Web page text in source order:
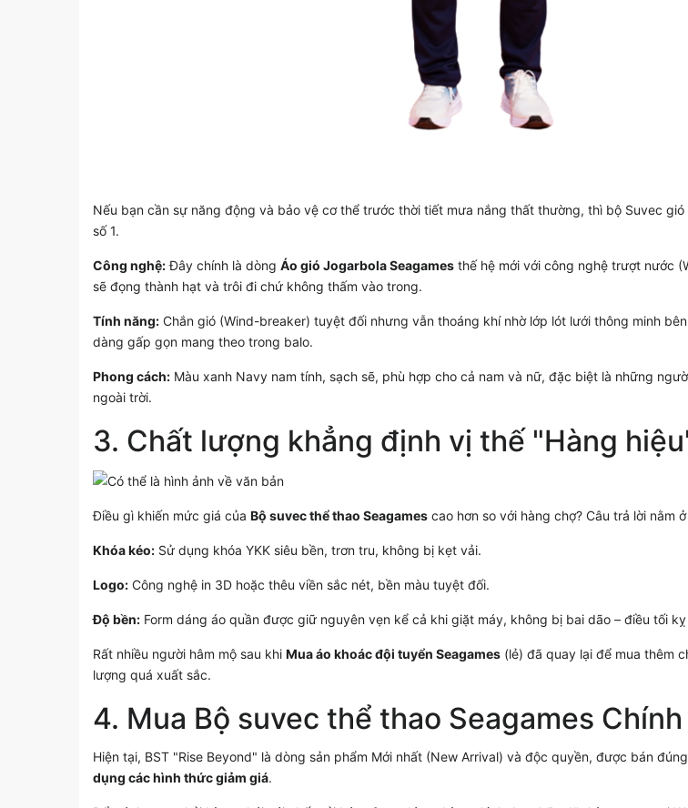
Nếu bạn cần sự năng động và bảo vệ cơ thể trước thời tiết mưa nắng thất thường, thì bộ Suvec gió
số 1.
Công nghệ:Đây chính là dòng Áo gió Jogarbola Seagames thế hệ mới với công nghệ trượt nước
sẽ đọng thành hạt và trôi đi chứ không thấm vào trong.
Tính năng: Chắn gió (Wind-breaker) tuyệt đối nhưng vẫn thoáng khí nhờ lớp lót lưới thông minh
dàng gấp gọn mang theo trong balo.
Phong cách: Màu xanh Navy nam tính, sạch sẽ, phù hợp cho cả nam và nữ, đặc biệt là những
ngoài trời.
3. Chất lượng khẳng định vị thế "Hàng
Điều gì khiến mức giá của Bộ suvec thể thao Seagames cao hơn so với hàng chợ? Câu trả lời nằm
Khóa kéo: Sử dụng khóa YKK siêu bền, trơn tru, không bị kẹt vải.
Logo: Công nghệ in 3D hoặc thêu viền sắc nét, bền màu tuyệt đối.
Độ bền: Form dáng áo quần được giữ nguyên vẹn kể cả khi giặt máy, không bị bai dão – điều tối
Rất nhiều người hâm mộ sau khi Mua áo khoác đội tuyển Seagames (lẻ) đã quay lại để mua thêm
lượng quá xuất sắc.
4. Mua Bộ suvec thể thao Seagames
Hiện tại, BST "Rise Beyond" là dòng sản phẩm Mới nhất (New Arrival) và độc quyền, được bán
dụng các hình thức giảm giá.